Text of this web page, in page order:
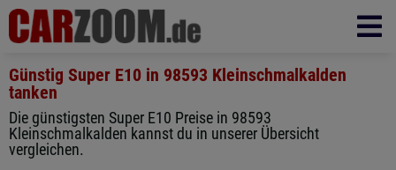
Günstig Super E10 in 98593 Kleinschmalkalden
tanken
Die günstigsten Super E10 Preise in 98593
Kleinschmalkalden kannst du in unserer Übersicht
vergleichen.